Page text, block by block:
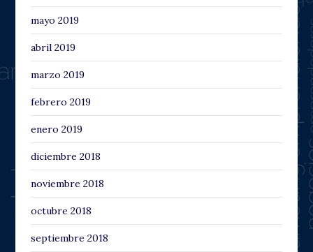
mayo 2019
abril 2019
marzo 2019
febrero 2019
enero 2019
diciembre 2018
noviembre 2018
octubre 2018
septiembre 2018